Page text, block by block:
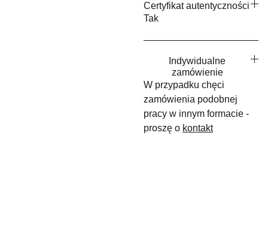
Certyfikat autentyczności
Tak
Indywidualne
zamówienie
W przypadku chęci
zamówienia podobnej
pracy w innym formacie -
proszę o kontakt